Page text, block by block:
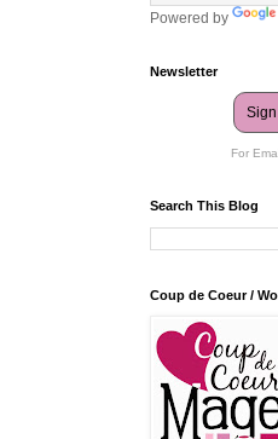
Powered by
Newsletter
For
Search This Blog
Coup de Coeur /